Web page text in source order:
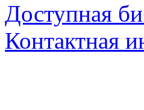
Доступная
Контактная